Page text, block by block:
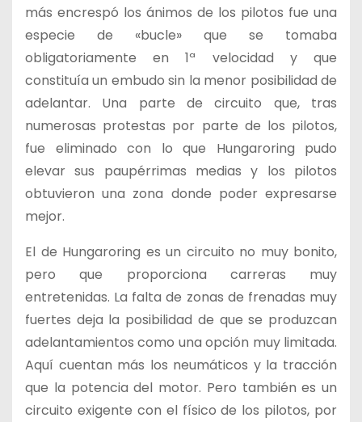
más encrespó los ánimos de los pilotos fue una
especie de «bucle» que se tomaba
obligatoriamente en 1ª velocidad y que
constituía un embudo sin la menor posibilidad de
adelantar. Una parte de circuito que, tras
numerosas protestas por parte de los pilotos,
fue eliminado con lo que Hungaroring pudo
elevar sus paupérrimas medias y los pilotos
obtuvieron una zona donde poder expresarse
mejor.
El de Hungaroring es un circuito no muy bonito,
pero que proporciona carreras muy
entretenidas. La falta de zonas de frenadas muy
fuertes deja la posibilidad de que se produzcan
adelantamientos como una opción muy limitada.
Aquí cuentan más los neumáticos y la tracción
que la potencia del motor. Pero también es un
circuito exigente con el físico de los pilotos, por